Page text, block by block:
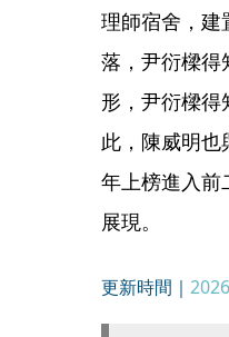
理師宿舍，建
落，尹衍樑得
形，尹衍樑得
此，陳威明
年上榜進入前
展現。
更新時間｜